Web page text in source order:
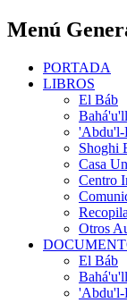
Menú
PORTADA
LIBROS
El Báb
'Abdu'l-
Shoghi
Casa
Centro
Otros
El Báb
'Abdu'l-